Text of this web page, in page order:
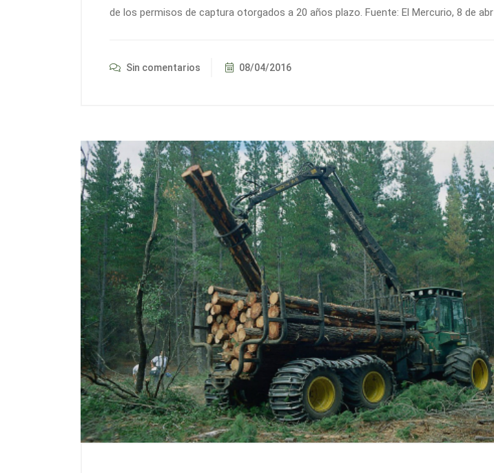
de los permisos de captura otorgados a 20 años plazo. Fuente: El Mercurio, 8 de abr
Sin comentarios 08/04/2016